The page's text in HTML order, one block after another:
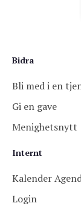
Bidra
Bli med i en
Gi en gave
Menighetsnytt
Internt
Kalender
Login